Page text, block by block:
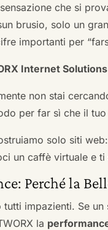
che si
brusio, solo un
importanti per
Internet Solutions
non stai
per far sì che il
solo siti
un caffè virtuale e
Perché la
tutti impazienti. Se
la